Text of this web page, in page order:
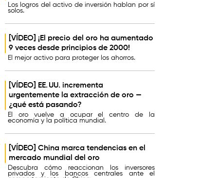
Los logros del activo de inversión hablan por sí
solos.
[VÍDEO] ¡El precio del oro ha aumentado
9 veces desde principios de 2000!
El mejor activo para proteger los ahorros.
[VÍDEO] EE. UU. incrementa
urgentemente la extracción de oro —
¿qué está pasando?
El oro vuelve a ocupar el centro de la
economía y la política mundial.
[VÍDEO] China marca tendencias en el
mercado mundial del oro
Descubra cómo reaccionan los inversores
privados y los bancos centrales ante el